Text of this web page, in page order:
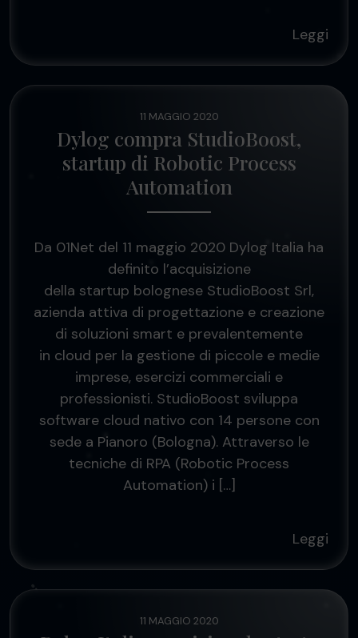
Leggi
11 MAGGIO 2020
Dylog compra StudioBoost,
startup di Robotic Process
Automation
Da 01Net del 11 maggio 2020 Dylog Italia ha
definito l’acquisizione
della startup bolognese StudioBoost Srl,
azienda attiva di progettazione e creazione
di soluzioni smart e prevalentemente
in cloud per la gestione di piccole e medie
imprese, esercizi commerciali e
professionisti. StudioBoost sviluppa
software cloud nativo con 14 persone con
sede a Pianoro (Bologna). Attraverso le
tecniche di RPA (Robotic Process
Automation) i […]
Leggi
11 MAGGIO 2020